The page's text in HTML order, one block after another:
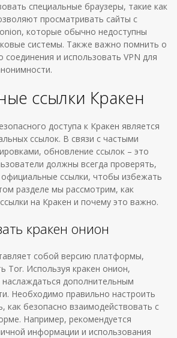
специальные браузеры, такие как
просматривать сайты с
которые обычно недоступны
системы. Также важно помнить о
соединения и использовать VPN для
ссылки Кракен
доступа к Кракен является
ссылок. В связи с частыми
обновление ссылок – это
должны всегда проверять,
ссылки, чтобы избежать
разделе мы рассмотрим, как
на Кракен и почему это важно.
кракен онион
собой версию платформы,
Tor. Используя кракен онион,
дополнительным
Необходимо правильно настроить
как безопасно взаимодействовать с
Например, рекомендуется
информации и использования